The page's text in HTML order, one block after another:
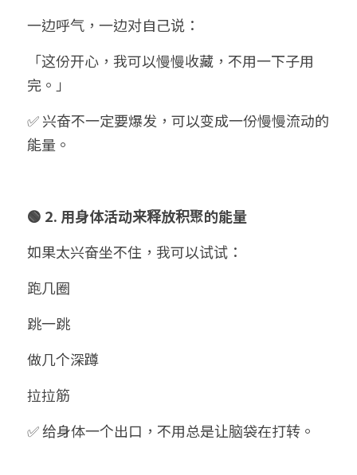
一边呼气，一边对自己说：
「这份开心，我可以慢慢收藏，不用一下子用
完。」
✅ 兴奋不一定要爆发，可以变成一份慢慢流动的
能量。
🟢 2. 用身体活动来释放积聚的能量
如果太兴奋坐不住，我可以试试：
跑几圈
跳一跳
做几个深蹲
拉拉筋
✅ 给身体一个出口，不用总是让脑袋在打转。